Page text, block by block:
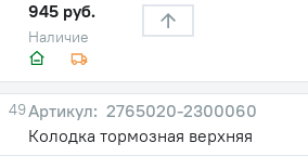
Наличие
945 руб.
49
2765020-2300060
Колодка тормозная верхняя